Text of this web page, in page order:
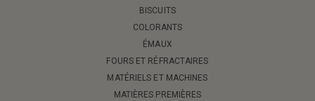
BISCUITS
COLORANTS
ÉMAUX
FOURS ET RÉFRACTAIRES
MATÉRIELS ET MACHINES
MATIÈRES PREMIÈRES